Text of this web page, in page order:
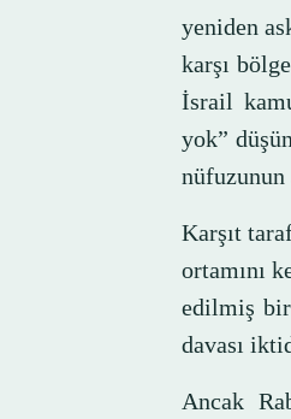
yeniden
karşı
İsrail
yok”
nüfuzunun
Karşıt
ortamını
edilmiş
davası
Ancak